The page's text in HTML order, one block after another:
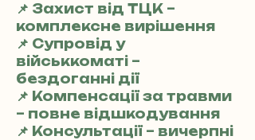
📌 Захист від ТЦК –
комплексне вирішення
📌 Супровід у
військкоматі –
бездоганні дії
📌 Компенсації за травми
– повне відшкодування
📌 Консультації – вичерпні